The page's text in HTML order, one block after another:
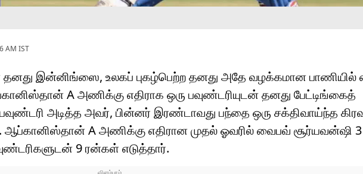
AM IST
இன்னிங்ஸை, உலகப் புகழ்பெற்ற தனது அதே வழக்கமான பாணியில்
A அணிக்கு எதிராக ஒரு பவுண்டரியுடன் தனது பேட்டிங்கைத்
அடித்த அவர், பின்னர் இரண்டாவது பந்தை ஒரு சக்திவாய்ந்த
ஆப்கானிஸ்தான் A அணிக்கு எதிரான முதல் ஓவரில் வைபவ் சூர்யவன்ஷி 3
9 ரன்கள் எடுத்தார்.